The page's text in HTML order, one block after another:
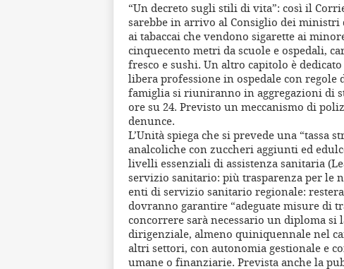
“Un decreto sugli stili di vita”: così il
sarebbe in arrivo al Consiglio dei ministri
ai tabaccai che vendono sigarette ai
cinquecento metri da scuole e ospedali,
fresco e sushi. Un altro capitolo è
libera professione in ospedale con
famiglia si riuniranno in aggregazioni di
ore su 24. Previsto un meccanismo di
denunce.
L’Unità spiega che si prevede una
analcoliche con zuccheri aggiunti ed
livelli essenziali di assistenza sanitaria
servizio sanitario: più trasparenza per le
enti di servizio sanitario regionale:
dovranno garantire “adeguate misure di
concorrere sarà necessario un diploma si
dirigenziale, almeno quiniquennale nel
altri settori, con autonomia gestionale e
umane o finanziarie. Prevista anche la